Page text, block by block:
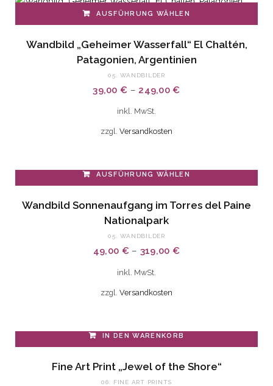
AUSFÜHRUNG WÄHLEN
Produkt
Produktseite
Wandbild „Geheimer Wasserfall“ El Chaltén,
Patagonien, Argentinien
05. WANDBILDER
39,00€ – 249,00€
inkl. MwSt.
zzgl. Versandkosten
AUSFÜHRUNG WÄHLEN
Produkt
Produktseite
Wandbild Sonnenaufgang im Torres del Paine
Nationalpark
05. WANDBILDER
49,00 €– 319,00 €
inkl. MwSt.
zzgl. Versandkosten
IN DEN WARENKORB
Fine Art Print „Jewel of the Shore“
06. FINE ART PRINTS